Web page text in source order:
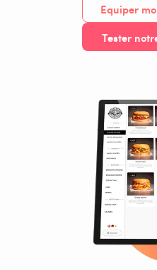
Equiper
Tester